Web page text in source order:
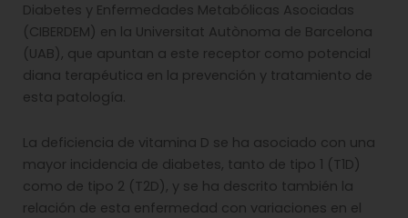
Diabetes y Enfermedades Metabólicas Asociadas
(CIBERDEM) en la Universitat Autònoma de Barcelona
(UAB), que apuntan a este receptor como potencial
diana terapéutica en la prevención y tratamiento de
esta patología.
La deficiencia de vitamina D se ha asociado con una
mayor incidencia de diabetes, tanto de tipo 1 (T1D)
como de tipo 2 (T2D), y se ha descrito también la
relación de esta enfermedad con variaciones en el